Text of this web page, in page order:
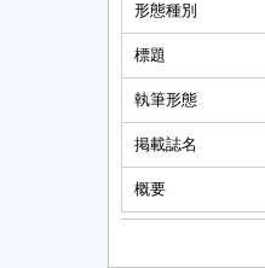
形態種別
標題
執筆形態
掲載誌名
概要